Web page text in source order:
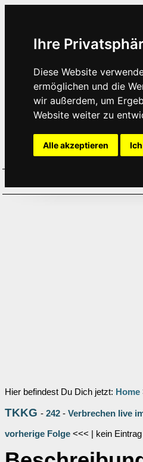
Ihre
Diese Website
ermöglichen und die
wir außerdem, um
Website weiter zu
Alle akzeptieren
Hier befindest Du Dich jetzt: Home
TKKG - 242 - Verbrechen live
vorherige Folge <<< | kein